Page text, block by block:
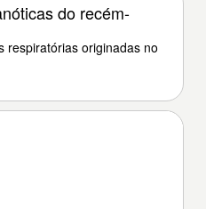
do recém-
respiratórias originadas no